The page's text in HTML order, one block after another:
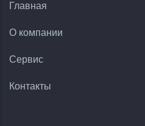
Главная
О компании
Сервис
Контакты